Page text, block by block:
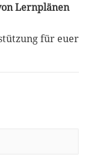
Lernplänen
für euer